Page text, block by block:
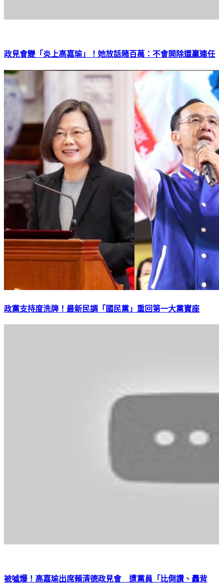
政見會變「炎上高嘉瑜」！她放話賭百萬：不會開除還贏連任
政黨支持度洗牌！最新民調「國民黨」重回第一大黨寶座
被噓爆！高嘉瑜出席賴清德政見會 遭黨員「比倒讚、轟背